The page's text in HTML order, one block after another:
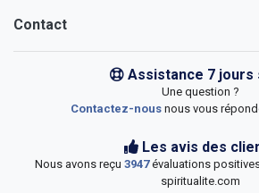
Contact
Assistance 7 jours
Une question ?
Contactez-nous nous vous
Les avis des
Nous avons reçu 3947évaluations
spiritualite.com